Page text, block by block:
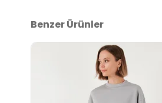
Benzer Ürünler